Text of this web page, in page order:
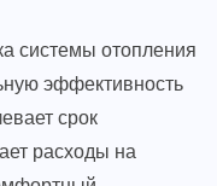
системы отопления
эффективность
срок
расходы на